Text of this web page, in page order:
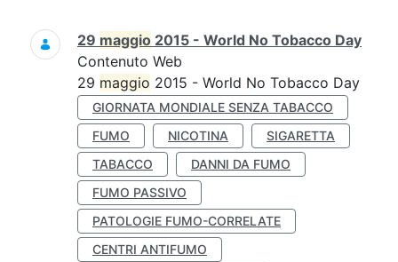
Ricerca
29 maggio 2015 - World No Tobacco Day
Contenuto Web
29 maggio 2015 - World No Tobacco Day
GIORNATA MONDIALE SENZA TABACCO
FUMO
NICOTINA
SIGARETTA
TABACCO
DANNI DA FUMO
FUMO PASSIVO
PATOLOGIE FUMO-CORRELATE
CENTRI ANTIFUMO